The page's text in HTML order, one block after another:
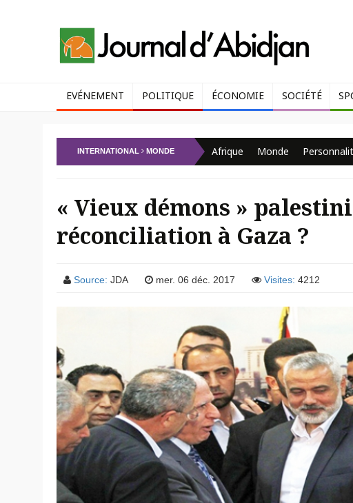
EVÉNEMENT POLITIQUE ÉCONOMIE SOCIÉTÉ
INTERNATIONAL MONDE Afrique Monde
« Vieux démons »
réconciliation à Gaza ?
Source: JDA mer. 06 déc. 2017 Visites: 4212